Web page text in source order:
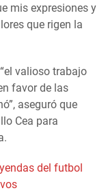
mis expresiones y
que rigen la
valioso trabajo
favor de las
aseguró que
Cea para
del futbol